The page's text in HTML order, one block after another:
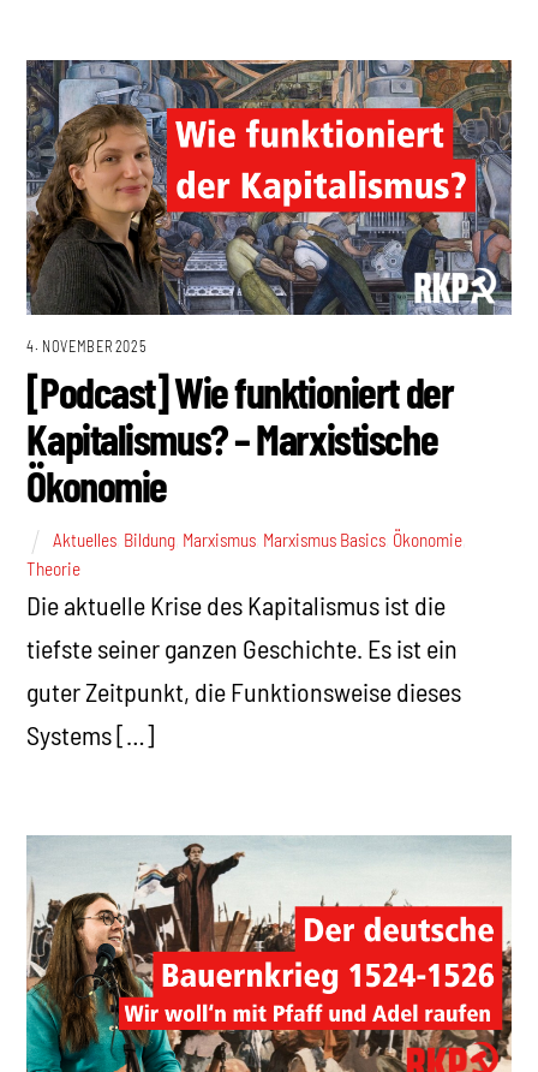
4. NOVEMBER 2025
[Podcast] Wie funktioniert der
Kapitalismus? – Marxistische
Ökonomie
Aktuelles Bildung Marxismus Marxismus Basics Ökonomie
Theorie
Die aktuelle Krise des Kapitalismus ist die
tiefste seiner ganzen Geschichte. Es ist ein
guter Zeitpunkt, die Funktionsweise dieses
Systems […]